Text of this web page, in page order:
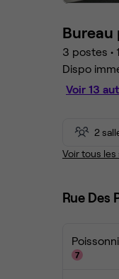
Bureau
3 postes •
Dispo
Voir 13
2
Voir tous
Rue Des